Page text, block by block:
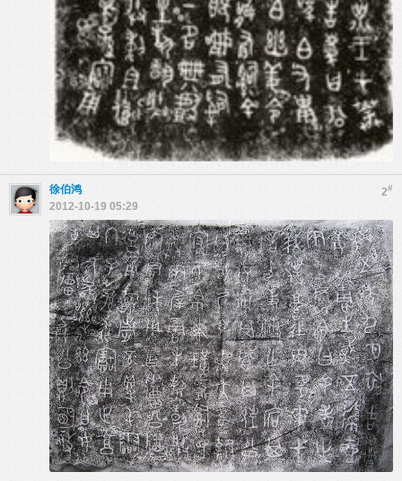
2#
徐伯鸿
2012-10-19 05:29